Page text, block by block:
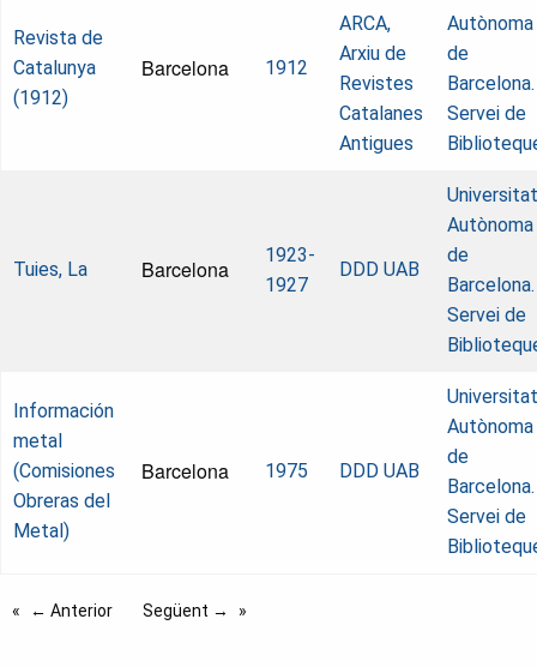
Revista de
Catalunya
(1912)
Barcelona 1912
ARCA,
Arxiu de
Revistes
Catalanes
Antigues
Autònoma
de
Barcelona.
Servei de
Tuies, La Barcelona
1923-
1927
DDD UAB
Universitat
Autònoma
de
Barcelona.
Servei de
Información
metal
(Comisiones
Obreras del
Metal)
Barcelona 1975 DDD UAB
Universitat
Autònoma
de
Barcelona.
Servei de
← Anterior Següent →